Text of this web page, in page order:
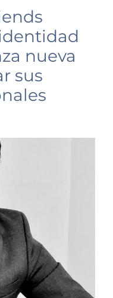
nueva
sus